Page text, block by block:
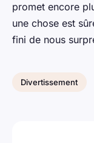
promet encore
une chose est
fini de nous
Divertissement